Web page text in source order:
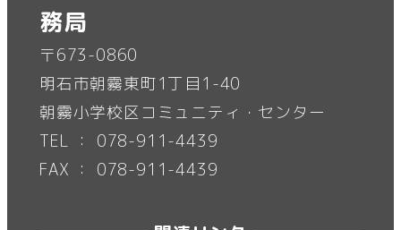
務局
〒673-0860
明石市朝霧東町1丁目1-40
朝霧小学校区コミュニティ・センター
TEL ： 078-911-4439
FAX ： 078-911-4439